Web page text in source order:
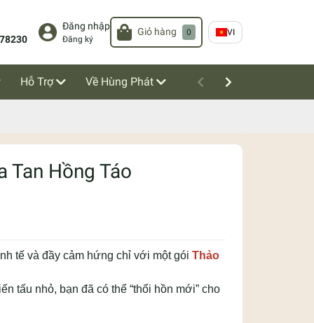
Đăng nhập
Đăng ký
Giỏ hàng 0 VI
Hỗ Trợ Về Hùng Phát
Tan Hồng Táo
tế và đầy cảm hứng chỉ với một gói Thảo
tấu nhỏ, bạn đã có thể “thổi hồn mới” cho